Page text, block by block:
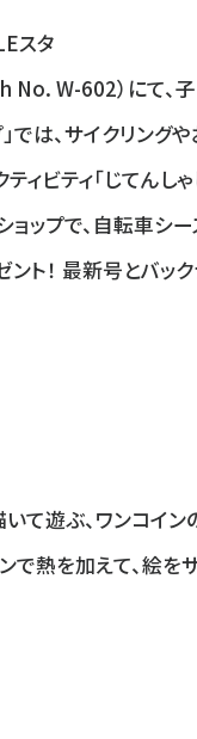
スタ
No. W-602） にて、
では、サイクリン
ィビティ「じてん
ップで、自転車シ
ト！ 最新号とバッ
て遊ぶ、ワンコイ
で熱を加えて、絵